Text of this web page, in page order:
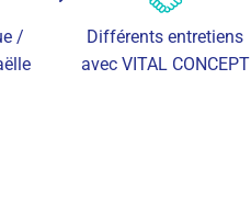
/
Différents entretiens
avec VITAL CONCEPT